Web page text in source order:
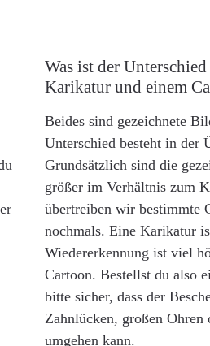
Was ist der
Karikatur und einem
Beides sind gezeichnete
Unterschied besteht in der
Grundsätzlich sind die
größer im Verhältnis zum
übertreiben wir bestimmte
nochmals. Eine Karikatur
Wiedererkennung ist viel
Cartoon. Bestellst du also
bitte sicher, dass der
Zahnlücken, großen Ohren
umgehen kann.